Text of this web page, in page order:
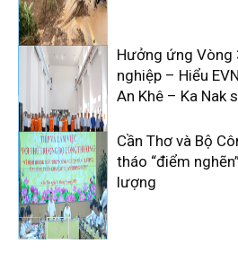
Hưởng ứng Vòng
nghiệp – Hiểu
An Khê – Ka Nak
Cần Thơ và Bộ
tháo “điểm
lượng